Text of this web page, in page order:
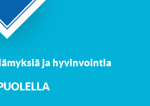
ja hyvinvointia